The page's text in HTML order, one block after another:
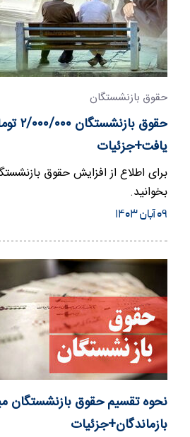
حقوق بازنشستگان
حقوق
یافت+جزئیات
برای اطلاع از افزایش حقوق
بخوانید.
۰۹ آبان ۱۴۰۳
نحوه تقسیم حقوق بازنشستگان
بازماندگان+جزئیات